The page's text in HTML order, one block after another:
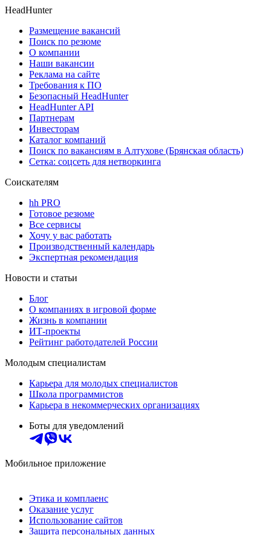
HeadHunter
Размещение вакансий
Поиск по резюме
О компании
Наши вакансии
Реклама на сайте
Требования к ПО
Безопасный HeadHunter
HeadHunter API
Партнерам
Инвесторам
Каталог компаний
Поиск по вакансиям в Алтухове (Брянская область)
Сетка: соцсеть для нетворкинга
Соискателям
hh PRO
Готовое резюме
Все сервисы
Хочу у вас работать
Производственный календарь
Экспертная рекомендация
Новости и статьи
Блог
О компаниях в игровой форме
Жизнь в компании
ИТ-проекты
Рейтинг работодателей России
Молодым специалистам
Карьера для молодых специалистов
Школа программистов
Карьера в некоммерческих организациях
Боты для уведомлений
Мобильное приложение
Этика и комплаенс
Оказание услуг
Использование сайтов
Защита персональных данных